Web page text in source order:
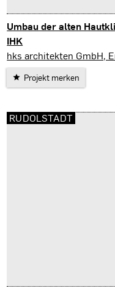
Umbau der alten
IHK
Erfurt
hks architekten GmbH,
Projekt merken
RUDOLSTADT